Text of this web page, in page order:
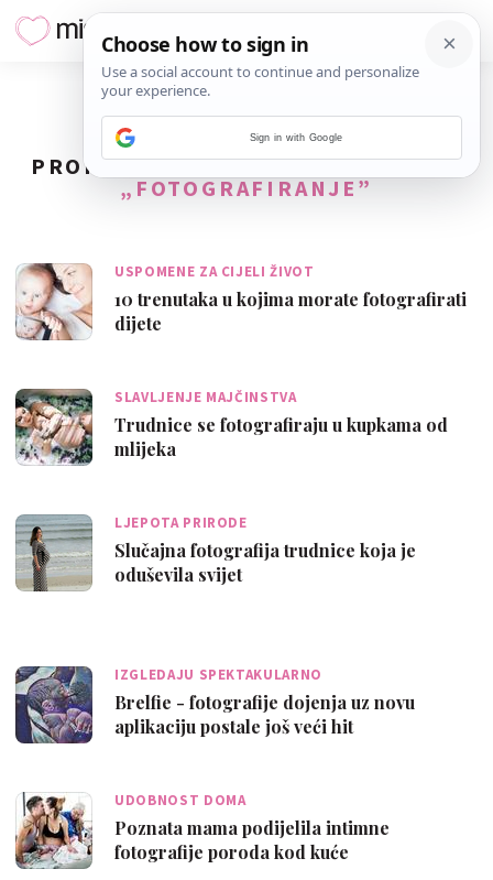
PRONAĐENO80REZULTATA ZA TAG
„FOTOGRAFIRANJE”
USPOMENE ZA CIJELI ŽIVOT
10 trenutaka u kojima morate fotografirati
dijete
SLAVLJENJE MAJČINSTVA
Trudnice se fotografiraju u kupkama od
mlijeka
LJEPOTA PRIRODE
Slučajna fotografija trudnice koja je
oduševila svijet
IZGLEDAJU SPEKTAKULARNO
Brelfie - fotografije dojenja uz novu
aplikaciju postale još veći hit
UDOBNOST DOMA
Poznata mama podijelila intimne
fotografije poroda kod kuće
Sign in with Google